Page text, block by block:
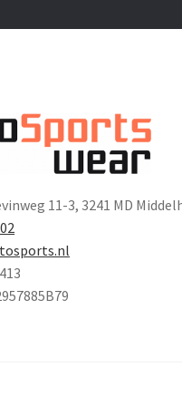
11-3, 3241 MD